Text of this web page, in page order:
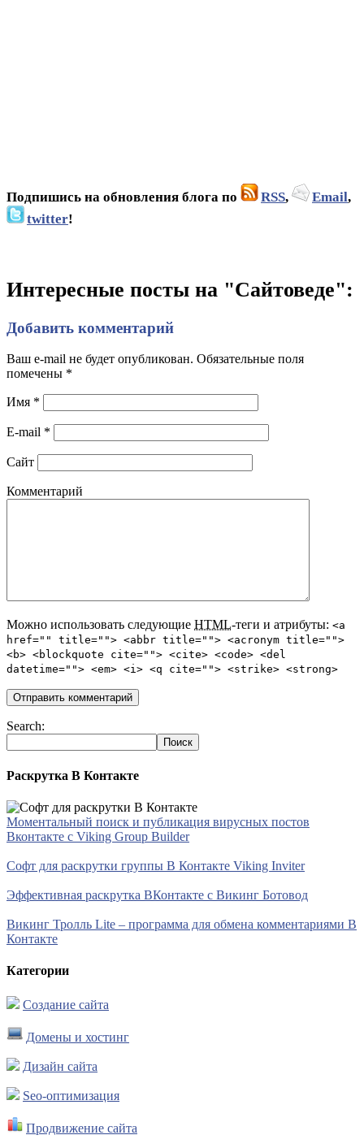
Подпишись на обновления блога по RSS, Email,
twitter!
Интересные посты на "Сайтоведе":
Добавить комментарий
Ваш e-mail не будет опубликован. Обязательные поля
помечены *
Имя *
E-mail *
Сайт
Комментарий
Можно использовать следующие HTML-теги и атрибуты: <a
href="" title=""> <abbr title=""> <acronym title="">
<b> <blockquote cite=""> <cite> <code> <del
datetime=""> <em> <i> <q cite=""> <strike> <strong>
Search:
Раскрутка В Контакте
Моментальный поиск и публикация вирусных постов
Вконтакте с Viking Group Builder
Софт для раскрутки группы В Контакте Viking Inviter
Эффективная раскрутка ВКонтакте с Викинг Ботовод
Викинг Тролль Lite – программа для обмена комментариями В
Контакте
Категории
Создание сайта
Домены и хостинг
Дизайн сайта
Seo-оптимизация
Продвижение сайта